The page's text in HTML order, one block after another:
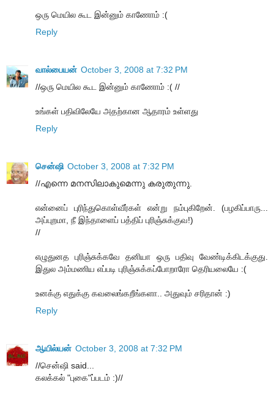
ஒரு மெயில கூட இன்னும் காணோம் :(
Reply
வால்பையன் October 3, 2008 at 7:32 PM
//ஒரு மெயில கூட இன்னும் காணோம் :( //
உங்கள் பதிவிலேயே அதற்கான ஆதாரம் உள்ளது
Reply
சென்ஷி October 3, 2008 at 7:32 PM
//എന്നെ മനസിലാകുമെന്നു കരുതുന്നു.
என்னைப் புரிந்துகொள்வீர்கள் என்று நம்புகிறேன். (பழகிப்பாரு...
அப்புறமா, நீ இந்தாளைப் பத்திப் புரிஞ்சுக்குவ!)
//
எழுதுனத புரிஞ்சுக்கவே தனியா ஒரு பதிவு வேண்டிக்கிடக்குது.
இதுல அம்மணிய எப்படி புரிஞ்சுக்கப்போறாரோ தெரியலையே :(
உனக்கு எதுக்கு கவலைங்கறீங்களா.. அதுவும் சரிதான் :)
Reply
ஆயில்யன் October 3, 2008 at 7:32 PM
//சென்ஷி said...
கலக்கல் "புகை"ப்படம் :)//